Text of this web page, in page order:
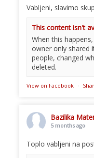
Vabljeni, slavimo
This content isn't
When this
owner only shared
people, changed
deleted.
View on Facebook ·
Bazilika
5 months ago
Toplo vabljeni na